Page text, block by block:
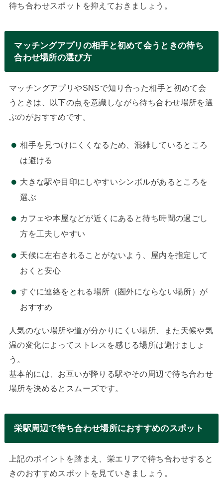
待ち合わせスポットを抑えておきましょう。
マッチングアプリの相手と初めて会うときの待ち
合わせ場所の選び方
マッチングアプリやSNSで知り合った相手と初めて会
うときは、以下の点を意識しながら待ち合わせ場所を選
ぶのがおすすめです。
相手を見つけにくくなるため、混雑しているところ
は避ける
大きな駅や目印にしやすいシンボルがあるところを
選ぶ
カフェや本屋などが近くにあると待ち時間の過ごし
方を工夫しやすい
天候に左右されることがないよう、屋内を指定して
おくと安心
すぐに連絡をとれる場所（圏外にならない場所）が
おすすめ
人気のない場所や道が分かりにくい場所、また天候や気
温の変化によってストレスを感じる場所は避けましょ
う。
基本的には、お互いが降りる駅やその周辺で待ち合わせ
場所を決めるとスムーズです。
栄駅周辺で待ち合わせ場所におすすめのスポット
上記のポイントを踏まえ、栄エリアで待ち合わせすると
きのおすすめスポットを見ていきましょう。